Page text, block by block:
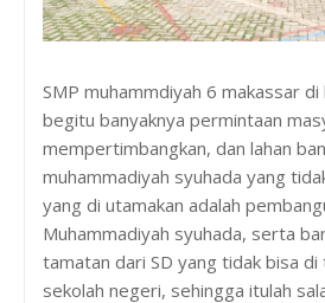
SMP muhammdiyah 6 makassar di
begitu banyaknya permintaan
mempertimbangkan, dan lahan
muhammadiyah syuhada yang
yang di utamakan adalah
Muhammadiyah syuhada, serta
tamatan dari SD yang tidak bisa di
sekolah negeri, sehingga itulah